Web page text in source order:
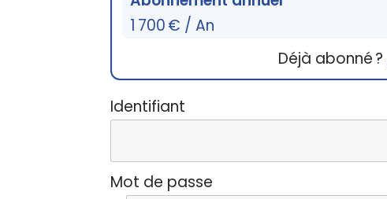
1 700 € / An
Déjà abonné ?
Identifiant
Mot de passe